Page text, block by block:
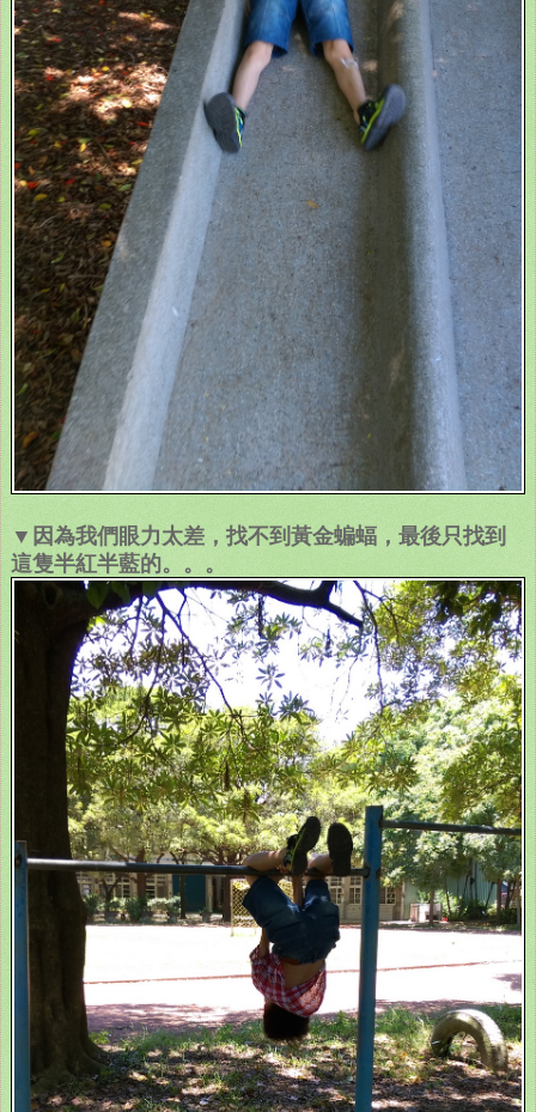
▼因為我們眼力太差，找不到黃金蝙蝠，最後只找到
這隻半紅半藍的。。。